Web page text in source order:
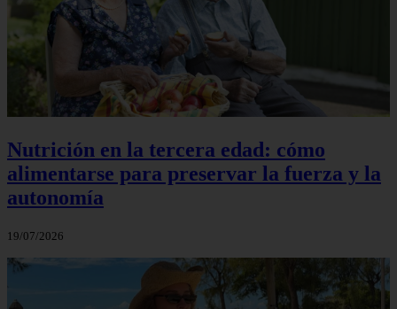
Nutrición en la tercera edad: cómo
alimentarse para preservar la fuerza y la
autonomía
19/07/2026